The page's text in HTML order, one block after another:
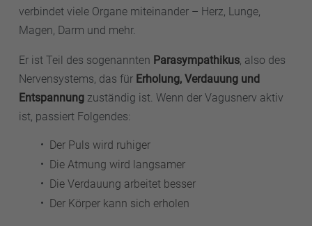
verbindet viele Organe miteinander – Herz, Lunge,
Magen, Darm und mehr.
Er ist Teil des sogenannten Parasympathikus, also des
Nervensystems, das für Erholung, Verdauung und
Entspannung zuständig ist. Wenn der Vagusnerv aktiv
ist, passiert Folgendes:
Der Puls wird ruhiger
Die Atmung wird langsamer
Die Verdauung arbeitet besser
Der Körper kann sich erholen